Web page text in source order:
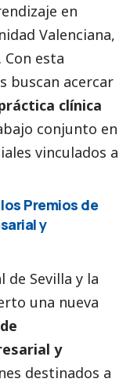
en
Valenciana,
esta
buscan acercar
clínica
conjunto en
vinculados a
Premios de
y
de Sevilla y la
una nueva
y
destinados a